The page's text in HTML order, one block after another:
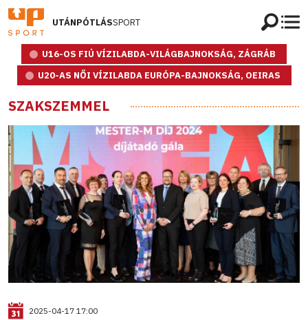
UTÁNPÓTLÁSSPORT
U16-OS FIÚ VÍZILABDA-VILÁGBAJNOKSÁG, ZÁGRÁB
U20-AS NŐI VÍZILABDA EURÓPA-BAJNOKSÁG, OEIRAS
SZAKSZEMMEL
2025-04-17 17:00